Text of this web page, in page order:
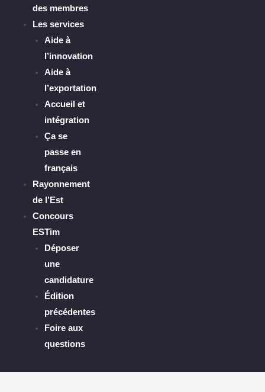
des membres
Les services
Aide à
l’innovation
Aide à
l’exportation
Accueil et
intégration
Ça se
passe en
français
Rayonnement
de l’Est
Concours
ESTim
Déposer
une
candidature
Édition
précédentes
Foire aux
questions